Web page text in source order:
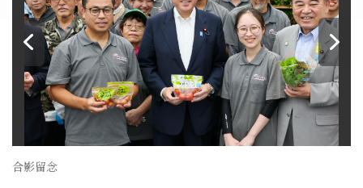
合影留念